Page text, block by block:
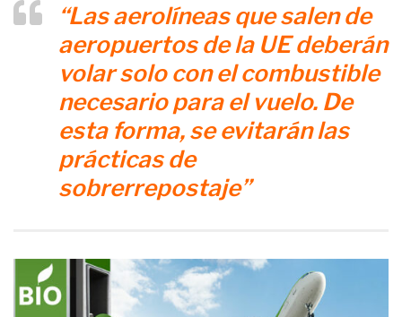
“Las aerolíneas que salen de
aeropuertos de la UE deberán
volar solo con el combustible
necesario para el vuelo. De
esta forma, se evitarán las
prácticas de
sobrerrepostaje”